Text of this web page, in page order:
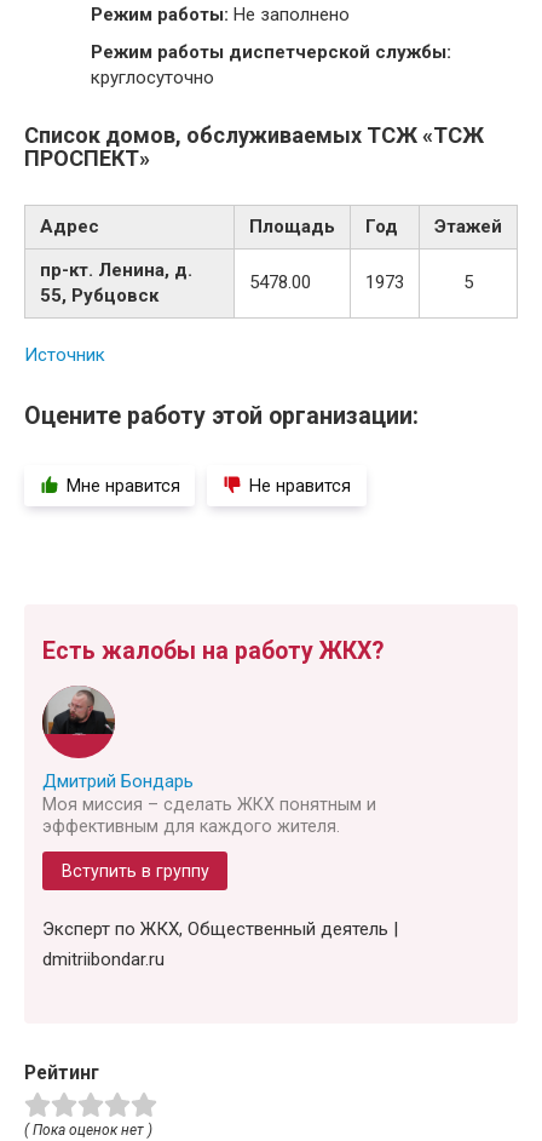
Режим работы: Не заполнено
Режим работы диспетчерской службы:
круглосуточно
Список домов, обслуживаемых ТСЖ «ТСЖ
ПРОСПЕКТ»
Адрес Площадь Год
Этажей
пр-кт. Ленина, д.
55, Рубцовск
5478.00 1973 5
Источник
Оцените работу этой организации:
Мне нравится Не нравится
Есть жалобы на работу ЖКХ?
Дмитрий Бондарь
Моя миссия – сделать ЖКХ понятным и
эффективным для каждого жителя.
Вступить в группу
Эксперт по ЖКХ, Общественный деятель |
dmitriibondar.ru
Рейтинг
( Пока оценок нет )